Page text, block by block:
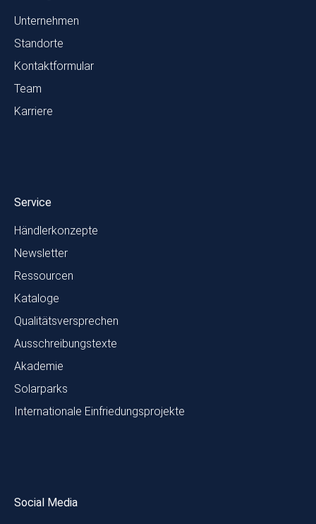
Unternehmen
Standorte
Kontaktformular
Team
Karriere
Service
Händlerkonzepte
Newsletter
Ressourcen
Kataloge
Qualitätsversprechen
Ausschreibungstexte
Akademie
Solarparks
Internationale Einfriedungsprojekte
Social Media